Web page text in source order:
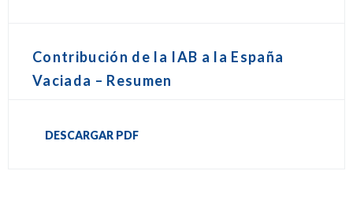
Contribución de la IAB a la España
Vaciada – Resumen
DESCARGAR PDF